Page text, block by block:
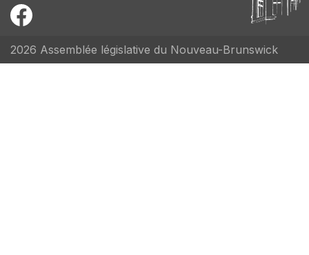
2026 Assemblée législative du Nouveau-Brunswick